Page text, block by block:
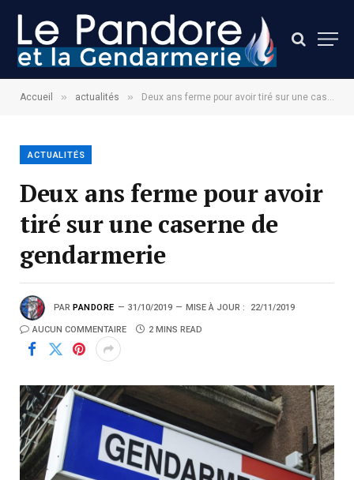
Accueil » actualités » Deux ans ferme pour avoir tiré sur une caserne de gendarmerie
ACTUALITÉS
Deux ans ferme pour avoir
tiré sur une caserne de
gendarmerie
PAR PANDORE 31/10/2019 MISE À JOUR : 22/11/2019
AUCUN COMMENTAIRE 2 MINS READ